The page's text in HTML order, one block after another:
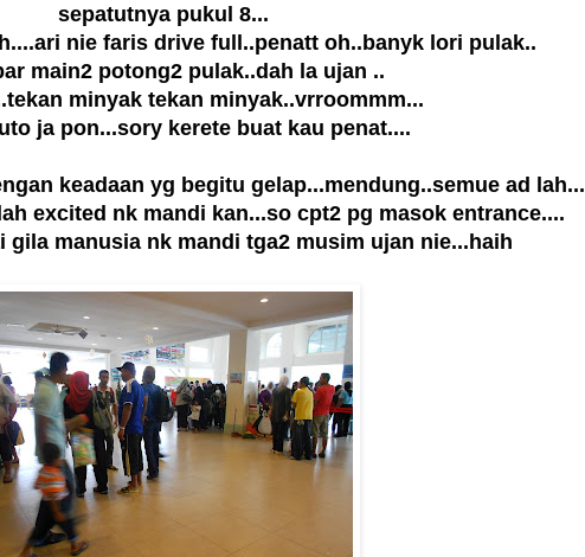
sepatutnya pukul 8...
nie faris drive full..penatt oh..banyk lori pulak..
main2 potong2 pulak..dah la ujan ..
minyak tekan minyak..vrroommm...
ja pon...sory kerete buat kau penat....
keadaan yg begitu gelap...mendung..semue ad lah...
excited nk mandi kan...so cpt2 pg masok entrance....
gila manusia nk mandi tga2 musim ujan nie...haih